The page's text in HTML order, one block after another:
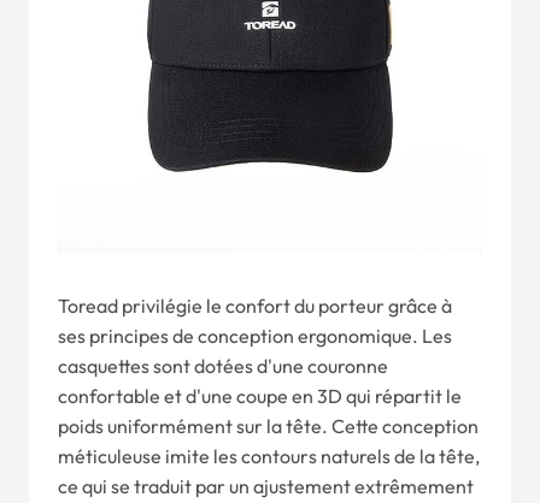
Toread privilégie le confort du porteur grâce à
ses principes de conception ergonomique. Les
casquettes sont dotées d'une couronne
confortable et d'une coupe en 3D qui répartit le
poids uniformément sur la tête. Cette conception
méticuleuse imite les contours naturels de la tête,
ce qui se traduit par un ajustement extrêmement